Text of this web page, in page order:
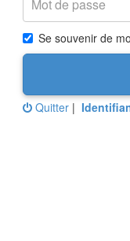
Se souvenir de
Quitter |